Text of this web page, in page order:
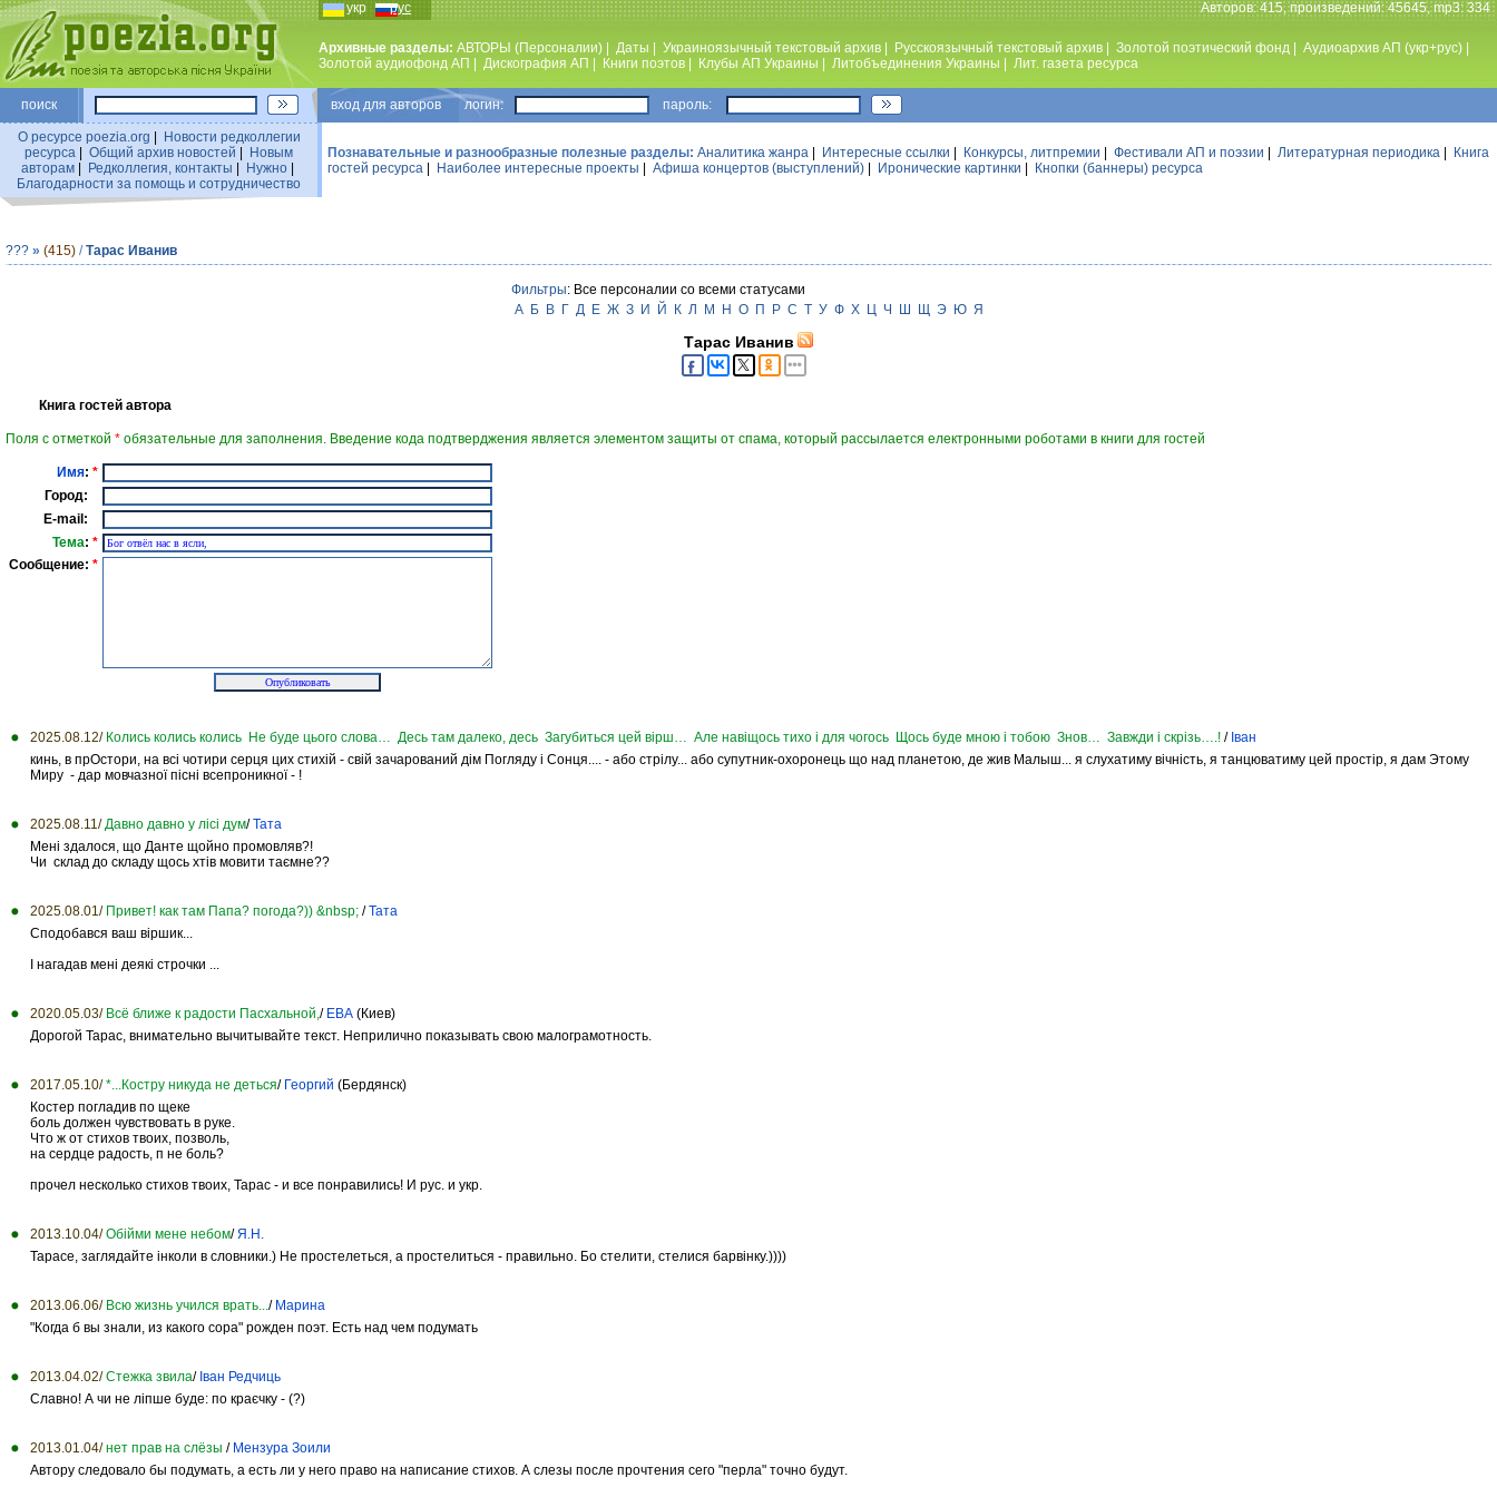
укр рус Авторов: 415, произведений: 45645, mp3: 334
Архивные разделы: АВТОРЫ (Персоналии) Даты Украиноязычный текстовый архив Русскоязычный текстовый архив Золотой поэтический фонд Аудиоархив АП (укр+рус)
Золотой аудиофонд АП
Дискография АП Книги поэтов Клубы АП Украины Литобъединения Украины Лит. газета ресурса
поиск вход для авторов логин: пароль:
О ресурсе poezia.org
Новости редколлегии
ресурса
Общий архив новостей
Новым
авторам| Редколлегия, контакты Нужно|
Благодарности за помощь и сотрудничество
Познавательные и разнообразные полезные разделы: Аналитика жанра Интересные ссылки Конкурсы, литпремии Фестивали АП и поэзии Литературная периодика
Книга
гостей ресурса
Наиболее интересные проекты Афиша концертов (выступлений) Иронические картинки Кнопки (баннеры) ресурса
??? » (415) /Тарас Иванив
Фильтры: Все персоналии со всеми статусами
А
Б В Г Д Е Ж З И Й К Л М Н О П Р С Т У Ф Х Ц Ч Ш Щ Э Ю Я
Тарас Иванив
Книга гостей автора
Поля с отметкой * обязательные для заполнения. Введение кода подтверджения является элементом защиты от спама, который рассылается електронными роботами в книги для гостей
Имя: *
Город:
E-mail:
Тема: *
Сообщение: *
2025.08.12/ Колись колись колись Не буде цього слова… Десь там далеко, десь Загубиться цей вірш… Але навіщось тихо і для чогось Щось буде мною і тобою Знов… Завжди і скрізь….! / Іван
кинь, в прОстори, на всі чотири серця цих стихій - свій зачарований дім Погляду і Сонця.... - або стрілу... або супутник-охоронець що над планетою, де жив Малыш... я слухатиму вічність, я танцюватиму цей простір, я дам Этому
Миру - дар мовчазної пісні всепроникної - !
2025.08.11/ Давно давно у лісі дум/Тата
Мені здалося, що Данте щойно промовляв?!
Чи склад до складу щось хтів мовити таємне??
2025.08.01/ Привет! как там Папа? погода?)) &nbsp; /Тата
Сподобався ваш віршик...
І нагадав мені деякі строчки ...
2020.05.03/ Всё ближе к радости Пасхальной,/ ЕВА (Киев)
Дорогой Тарас, внимательно вычитывайте текст. Неприлично показывать свою малограмотность.
2017.05.10/ *...Костру никуда не деться/ Георгий (Бердянск)
Костер погладив по щеке
боль должен чувствовать в руке.
Что ж от стихов твоих, позволь,
на сердце радость, п не боль?
прочел несколько стихов твоих, Тарас - и все понравились! И рус. и укр.
2013.10.04/ Обійми мене небом/Я.Н.
Тарасе, заглядайте інколи в словники.) Не простелеться, а простелиться - правильно. Бо стелити, стелися барвінку.))))
2013.06.06/ Всю жизнь учился врать.../ Марина
"Когда б вы знали, из какого сора" рожден поэт. Есть над чем подумать
2013.04.02/ Стежка звила/ Іван Редчиць
Славно! А чи не ліпше буде: по краєчку - (?)
2013.01.04/ нет прав на слёзы / Мензура Зоили
Автору следовало бы подумать, а есть ли у него право на написание стихов. А слезы после прочтения сего "перла" точно будут.